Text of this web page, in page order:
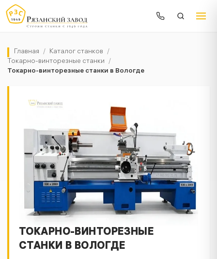
Главная / Каталог станков /
Токарно-винторезные станки /
Токарно-винторезные станки в Вологде
ТОКАРНО-ВИНТОРЕЗНЫЕ
СТАНКИ В ВОЛОГДЕ